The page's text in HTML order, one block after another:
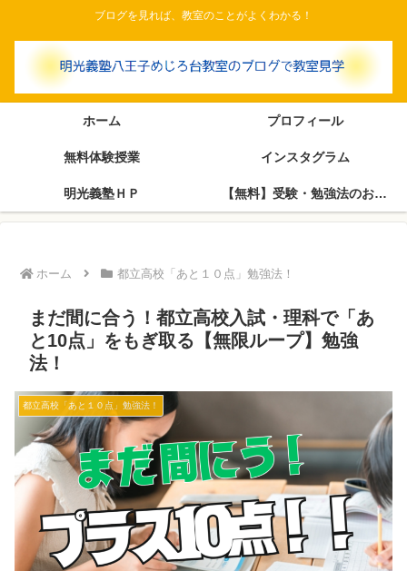
ブログを見れば、教室のことがよくわかる！
ホーム プロフィール
無料体験授業 インスタグラム
明光義塾ＨＰ 【無料】受験・勉強法のお悩み相談室（塾長がブログで回答します）
ホーム 都立高校「あと１０点」勉強法！
まだ間に合う！都立高校入試・理科で「あ
と10点」をもぎ取る【無限ループ】勉強
法！
都立高校「あと１０点」勉強法！